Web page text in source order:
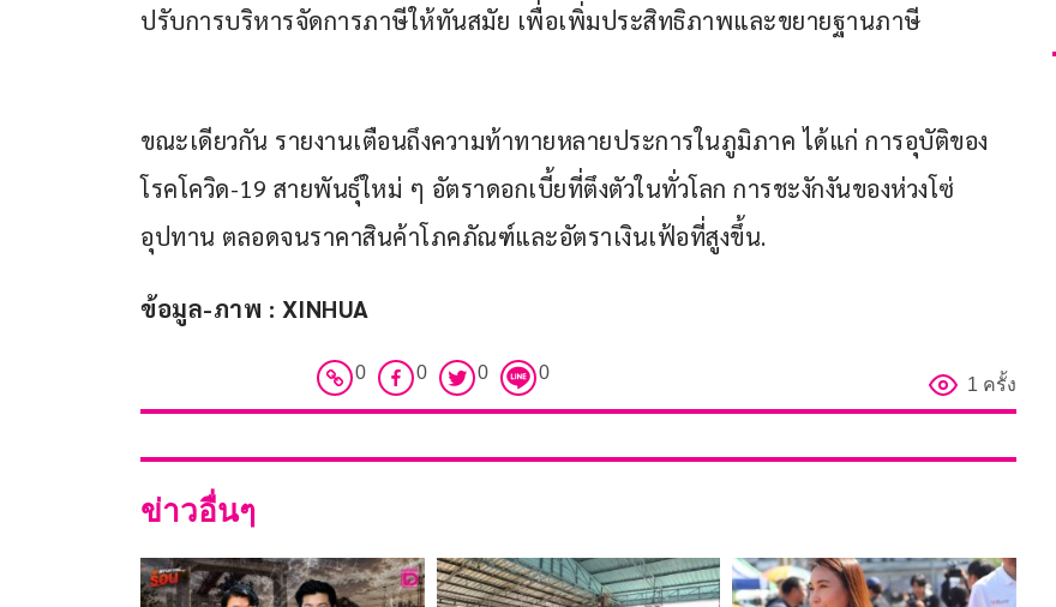
ปรับการบริหารจัดการภาษีให้ทันสมัย เพื่อเพิ่มประสิทธิภาพและขยายฐานภาษี
ขณะเดียวกัน รายงานเตือนถึงความท้าทายหลายประการในภูมิภาค ได้แก่ การอุบัติของ
โรคโควิด-19 สายพันธุ์ใหม่ ๆ อัตราดอกเบี้ยที่ตึงตัวในทั่วโลก การชะงักงันของห่วงโซ่
อุปทาน ตลอดจนราคาสินค้าโภคภัณฑ์และอัตราเงินเฟ้อที่สูงขึ้น.
ข้อมูล-ภาพ : XINHUA
0 0 0 0
1 ครั้ง
ข่าวอื่นๆ